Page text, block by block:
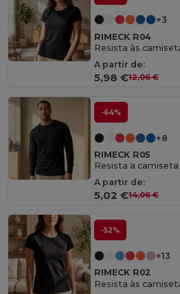
+3
RIMECK R04
Resista às
A partir de:
5,98 €12,06 €
-64%
+8
RIMECK R05
Resista a camiseta
A partir de:
5,02 €14,06 €
-52%
+13
RIMECK R02
Resista às